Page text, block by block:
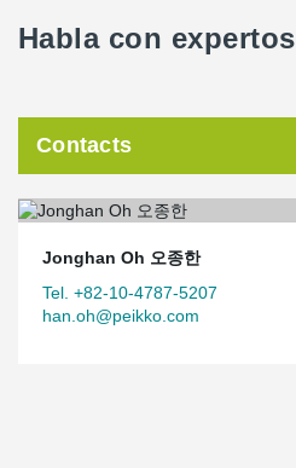
Habla con expertos
Contacts
Jonghan Oh 오종한
Tel. +82-10-4787-5207
han.oh@peikko.com